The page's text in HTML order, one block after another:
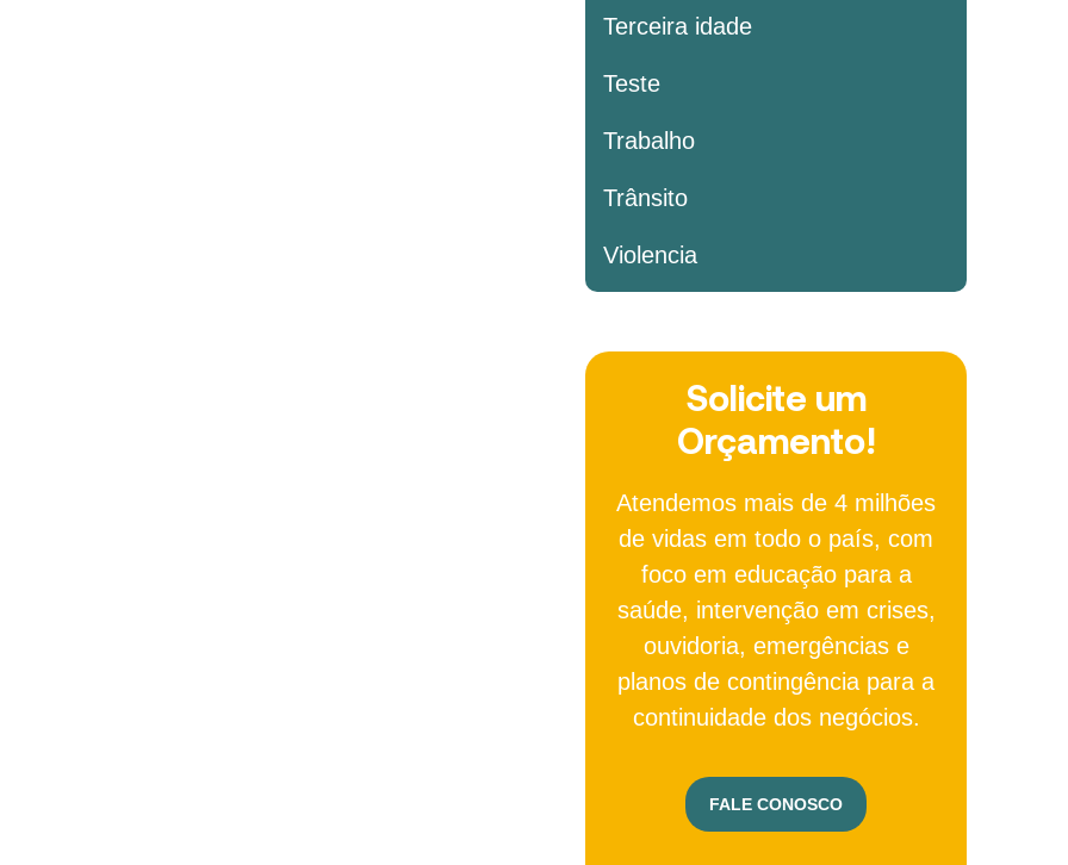
Terceira idade
Teste
Trabalho
Trânsito
Violencia
Solicite um
Orçamento!
Atendemos mais de 4 milhões
de vidas em todo o país, com
foco em educação para a
saúde, intervenção em crises,
ouvidoria, emergências e
planos de contingência para a
continuidade dos negócios.
FALE CONOSCO